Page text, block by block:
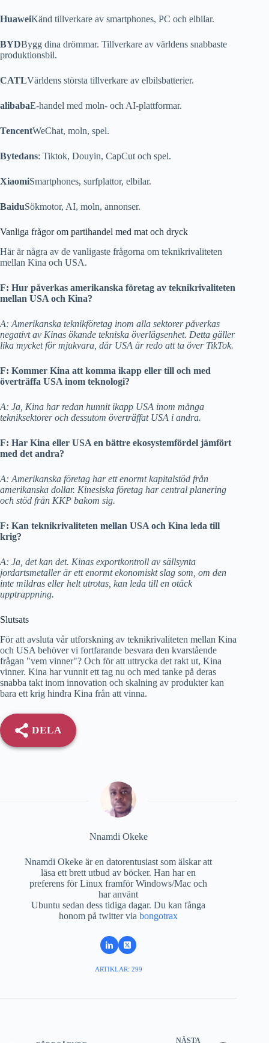
HuaweiKänd tillverkare av smartphones, PC och elbilar.
BYDBygg dina drömmar. Tillverkare av världens snabbaste
produktionsbil.
CATLVärldens största tillverkare av elbilsbatterier.
alibabaE-handel med moln- och AI-plattformar.
TencentWeChat, moln, spel.
Bytedans: Tiktok, Douyin, CapCut och spel.
XiaomiSmartphones, surfplattor, elbilar.
BaiduSökmotor, AI, moln, annonser.
Vanliga frågor om partihandel med mat och dryck
Här är några av de vanligaste frågorna om teknikrivaliteten
mellan Kina och USA.
F: Hur påverkas amerikanska företag av teknikrivaliteten
mellan USA och Kina?
A: Amerikanska teknikföretag inom alla sektorer påverkas
negativt av Kinas ökande tekniska överlägsenhet. Detta gäller
lika mycket för mjukvara, där USA är redo att ta över TikTok.
F: Kommer Kina att komma ikapp eller till och med
överträffa USA inom teknologi?
A: Ja, Kina har redan hunnit ikapp USA inom många
tekniksektorer och dessutom överträffat USA i andra.
F: Har Kina eller USA en bättre ekosystemfördel jämfört
med det andra?
A: Amerikanska företag har ett enormt kapitalstöd från
amerikanska dollar. Kinesiska företag har central planering
och stöd från KKP bakom sig.
F: Kan teknikrivaliteten mellan USA och Kina leda till
krig?
A: Ja, det kan det. Kinas exportkontroll av sällsynta
jordartsmetaller är ett enormt ekonomiskt slag som, om den
inte mildras eller helt utrotas, kan leda till en otäck
upptrappning.
Slutsats
För att avsluta vår utforskning av teknikrivaliteten mellan Kina
och USA behöver vi fortfarande besvara den kvarstående
frågan "vem vinner"? Och för att uttrycka det rakt ut, Kina
vinner. Kina har vunnit ett tag nu och med tanke på deras
snabba takt inom innovation och skalning av produkter kan
bara ett krig hindra Kina från att vinna.
DELA
Nnamdi Okeke
Nnamdi Okeke är en datorentusiast som älskar att
läsa ett brett utbud av böcker. Han har en
preferens för Linux framför Windows/Mac och
har använt
Ubuntu sedan dess tidiga dagar. Du kan fånga
honom på twitter viabongotrax
ARTIKLAR: 299
NÄSTA